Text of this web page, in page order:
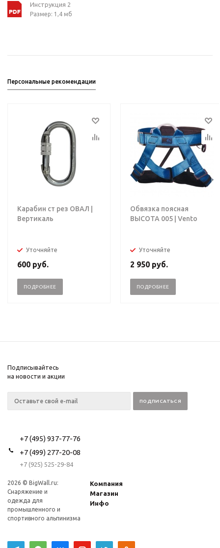
Инструкция 2
Размер: 1,4 мб
Персональные рекомендации
Карабин ст рез ОВАЛ |
Вертикаль
Уточняйте
600 руб.
ПОДРОБНЕЕ
Обвязка поясная
ВЫСОТА 005 | Vento
Уточняйте
2 950 руб.
ПОДРОБНЕЕ
Подписывайтесь
на новости и акции
+7 (495) 937-77-76
+7 (499) 277-20-08
+7 (925) 525-29-84
2026 © BigWall.ru:
Снаряжение и
одежда для
промышленного и
спортивного альпинизма
Компания
Магазин
Инфо